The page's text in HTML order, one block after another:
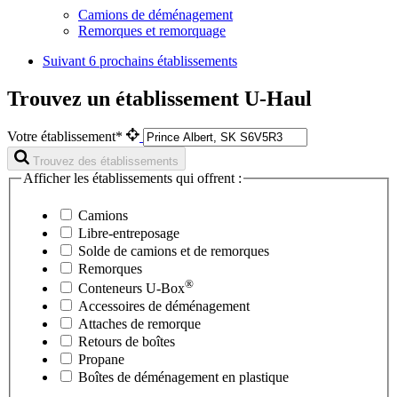
Camions de déménagement
Remorques et remorquage
Suivant 6 prochains établissements
Trouvez un établissement U-Haul
Votre établissement*
Trouvez des établissements
Afficher les établissements qui offrent :
Camions
Libre-entreposage
Solde de camions et de remorques
Remorques
Conteneurs U-Box®
Accessoires de déménagement
Attaches de remorque
Retours de boîtes
Propane
Boîtes de déménagement en plastique